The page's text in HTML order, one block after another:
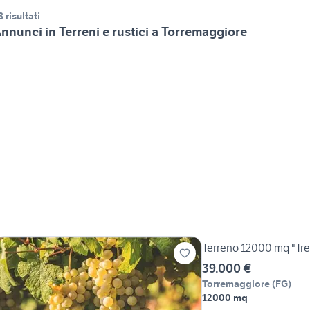
risultati
in Terreni e rustici a Torremaggiore
Terreno 12000 mq
39.000 €
Torremaggiore (FG)
12000 mq